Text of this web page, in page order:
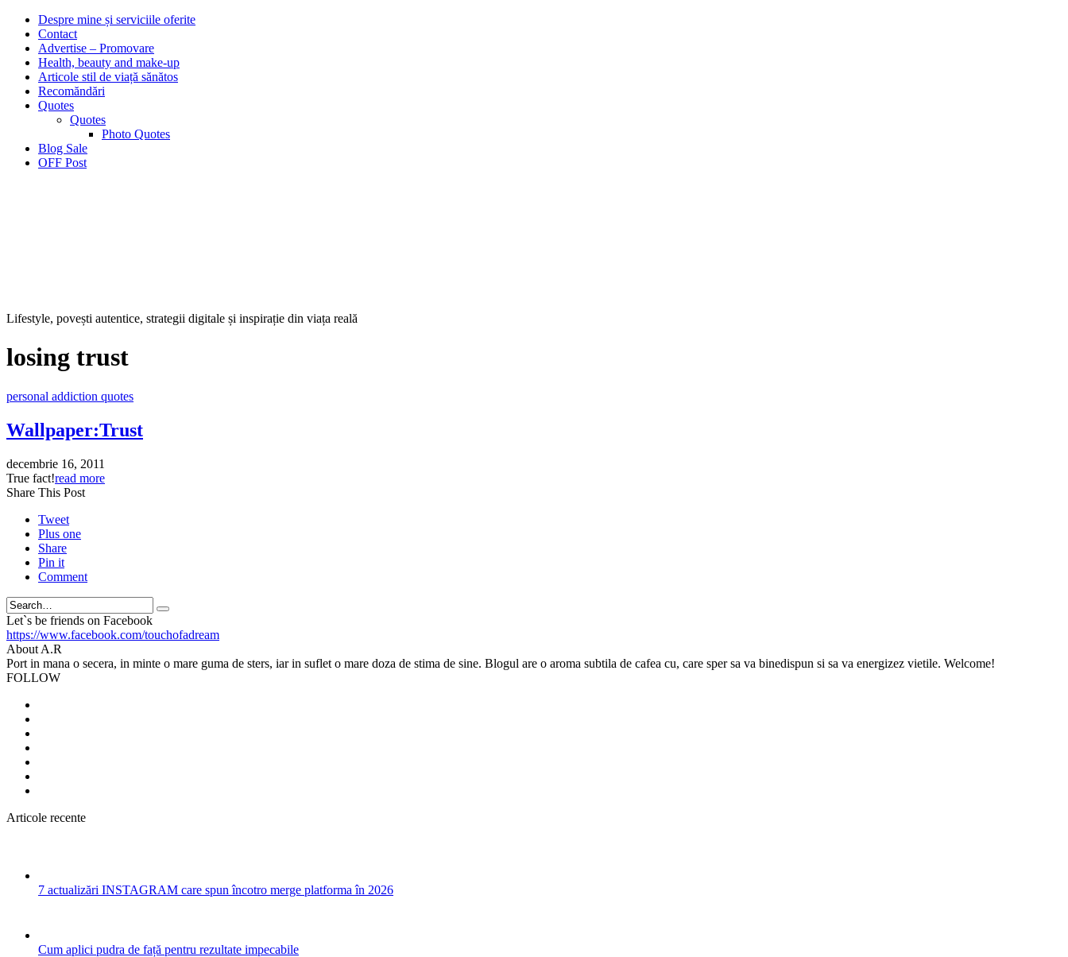
Despre mine și serviciile oferite
Contact
Advertise – Promovare
Health, beauty and make-up
Articole stil de viață sănătos
Recomăndări
Quotes
Quotes
Photo Quotes
Blog Sale
OFF Post
Lifestyle, povești autentice, strategii digitale și inspirație din viața reală
losing trust
personal addiction quotes
Wallpaper:Trust
decembrie 16, 2011
True fact!read more
Share This Post
Tweet
Plus one
Share
Pin it
Comment
Search
Let`s be friends on Facebook
https://www.facebook.com/touchofadream
About A.R
Port in mana o secera, in minte o mare guma de sters, iar in suflet o mare doza de stima de sine. Blogul are o aroma subtila de cafea cu, care sper sa va binedispun si sa va energizez vietile. Welcome!
FOLLOW
Articole recente
7 actualizări INSTAGRAM care spun încotro merge platforma în 2026
Cum aplici pudra de față pentru rezultate impecabile